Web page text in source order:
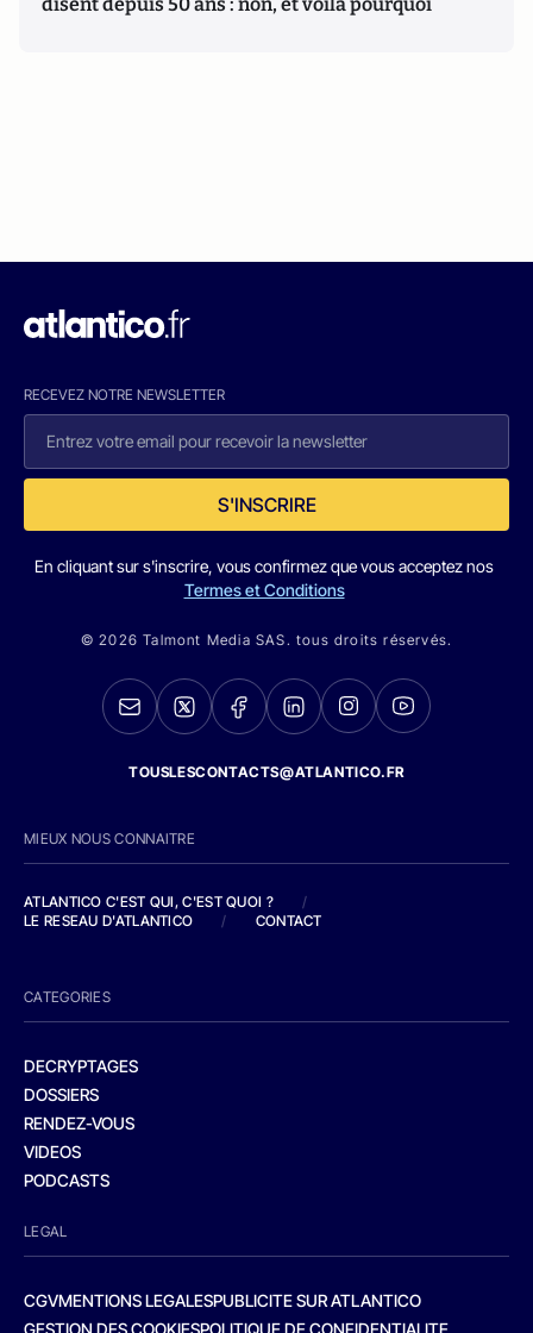
RECEVEZ NOTRE NEWSLETTER
S'INSCRIRE
En cliquant sur s'inscrire, vous confirmez que vous acceptez nos
Termes et Conditions
© 2026 Talmont Media SAS. tous droits réservés.
TOUSLESCONTACTS@ATLANTICO.FR
MIEUX NOUS CONNAITRE
ATLANTICO C'EST QUI, C'EST QUOI ?
/
LE RESEAU D'ATLANTICO
/ CONTACT
CATEGORIES
DECRYPTAGES
DOSSIERS
RENDEZ-VOUS
VIDEOS
PODCASTS
LEGAL
CGVMENTIONS LEGALESPUBLICITE SUR ATLANTICO
GESTION DES COOKIESPOLITIQUE DE CONFIDENTIALITE